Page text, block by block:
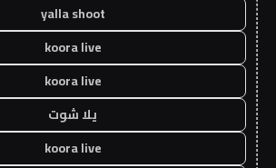
yalla shoot
koora live
koora live
يلا شوت
koora live